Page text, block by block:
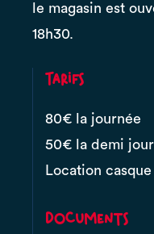
le magasin est
18h30.
Tarifs
80€ la journée
50€ la demi
Location
Documents